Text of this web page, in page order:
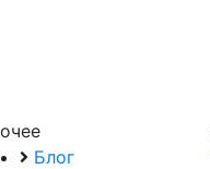
Блог